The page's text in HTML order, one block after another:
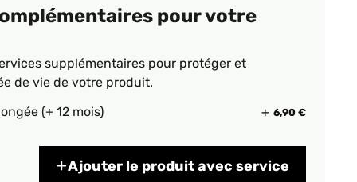
pour votre
supplémentaires pour protéger et
de vie de votre produit.
(+ 12 mois)
6,90 €
Ajouter le produit avec service